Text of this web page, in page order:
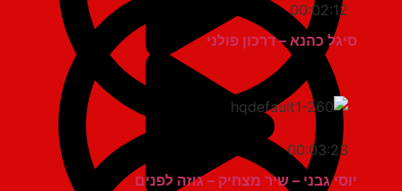
00:02:12
סיגל כהנא – דרכון פולני
00:03:23
יוסי גבני – שיר מצחיק – גוזה לפנים